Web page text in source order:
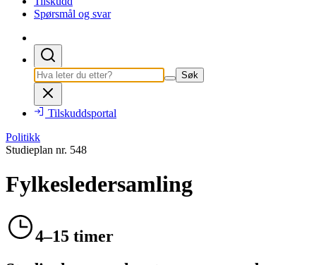
Spørsmål og svar
Søk
Tilskuddsportal
Politikk
Studieplan nr. 548
Fylkesledersamling
4–15 timer